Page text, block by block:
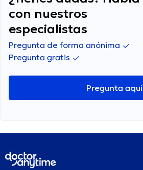
con nuestros
especialistas
Pregunta de forma anónima
Pregunta gratis
Pregunta aquí